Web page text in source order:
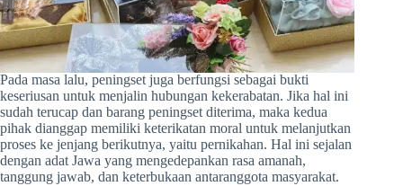
Pada masa lalu, peningset juga berfungsi sebagai bukti
keseriusan untuk menjalin hubungan kekerabatan. Jika hal ini
sudah terucap dan barang peningset diterima, maka kedua
pihak dianggap memiliki keterikatan moral untuk melanjutkan
proses ke jenjang berikutnya, yaitu pernikahan. Hal ini sejalan
dengan adat Jawa yang mengedepankan rasa amanah,
tanggung jawab, dan keterbukaan antaranggota masyarakat.